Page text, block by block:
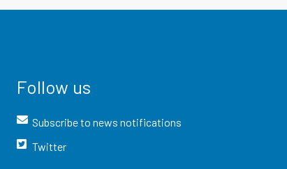
Follow us
Subscribe to news notifications
Twitter